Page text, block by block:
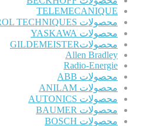
TELEMECANIQUE
محصولات CONTROL TECHNIQUES
محصولات YASKAWA
محصولاتGILDEMEISTER
Allen Bradley
Radio-Energie
محصولات ABB
محصولات ANILAM
محصولات AUTONICS
محصولات BAUMER
محصولات BOSCH